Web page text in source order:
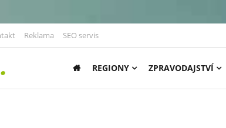
Reklama SEO servis
REGIONY ZPRAVODAJSTVÍ